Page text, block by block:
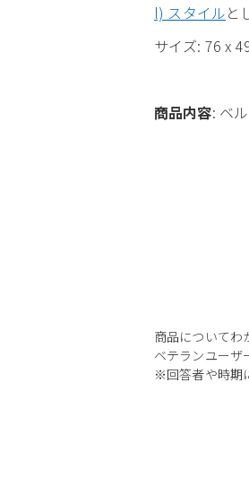
l) スタイルと
サイズ: 76 x
商品内容: ベ
商品についてわ
ベテランユーザ
※回答者や時期